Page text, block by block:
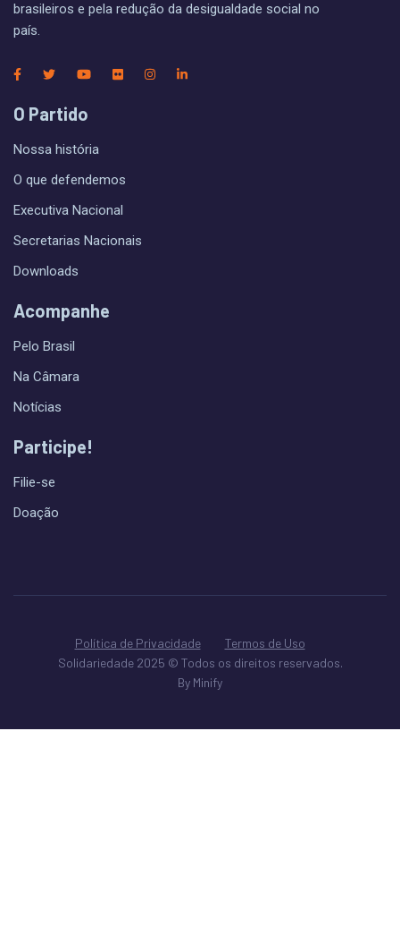
brasileiros e pela redução da desigualdade social no
país.
O Partido
Nossa história
O que defendemos
Executiva Nacional
Secretarias Nacionais
Downloads
Acompanhe
Pelo Brasil
Na Câmara
Notícias
Participe!
Filie-se
Doação
Política de Privacidade
Termos de Uso
Solidariedade 2025 © Todos os direitos reservados.
By Minify